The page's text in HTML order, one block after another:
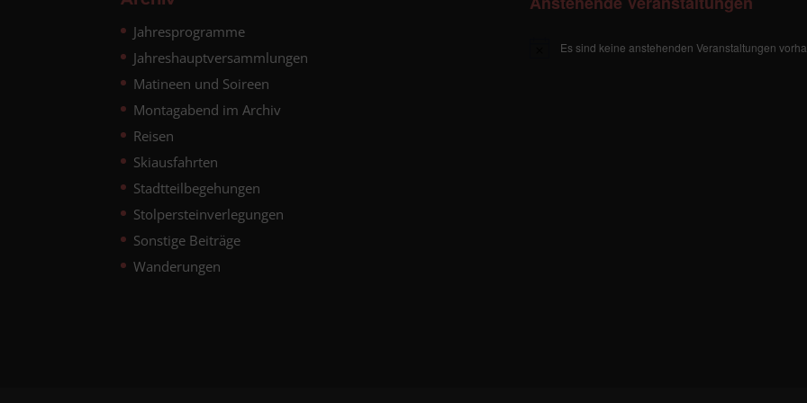
Jahresprogramme
Jahreshauptversammlungen
Matineen und Soireen
Montagabend im Archiv
Reisen
Skiausfahrten
Stadtteilbegehungen
Stolpersteinverlegungen
Sonstige Beiträge
Wanderungen
Es sind keine anstehenden Veranstaltungen